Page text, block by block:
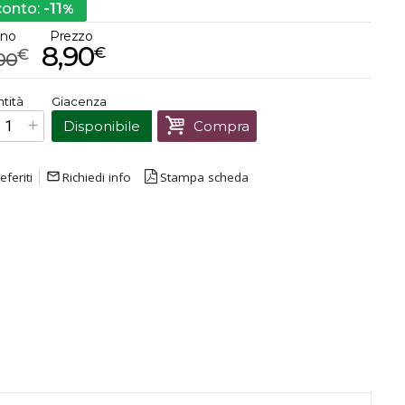
-11%
€
Prezzo
€
8,90
Prezzo finale:€8,90
Giacenza
Disponibile Compra
mail_outline Richiedi info Stampa scheda